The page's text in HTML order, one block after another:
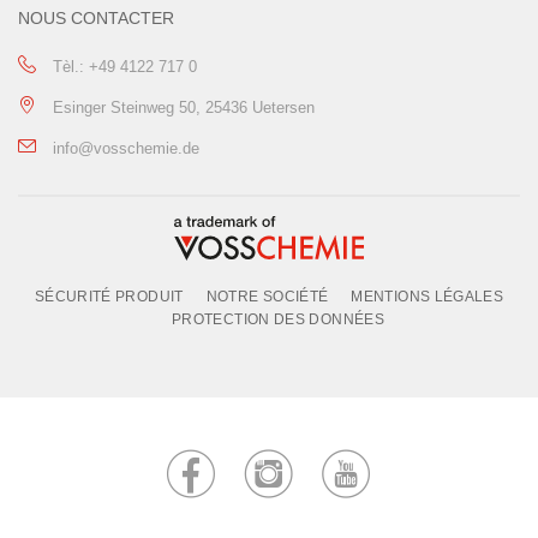
NOUS CONTACTER
Tèl.: +49 4122 717 0
Esinger Steinweg 50, 25436 Uetersen
info@vosschemie.de
SÉCURITÉ PRODUIT NOTRE SOCIÉTÉ
MENTIONS LÉGALES
PROTECTION DES DONNÉES